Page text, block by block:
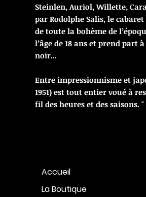
Steinlen, Auriol, Willette,
par Rodolphe Salis, le
de toute la bohème de
l’âge de 18 ans et prend
noir...
Entre impressionnisme et
1951) est tout entier voué à
fil des heures et des saisons. "
Accueil
La Boutique